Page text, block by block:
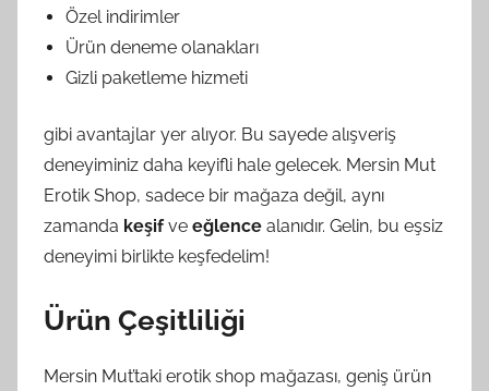
Özel indirimler
Ürün deneme olanakları
Gizli paketleme hizmeti
gibi avantajlar yer alıyor. Bu sayede alışveriş
deneyiminiz daha keyifli hale gelecek. Mersin Mut
Erotik Shop, sadece bir mağaza değil, aynı
zamanda keşifve eğlence alanıdır. Gelin, bu eşsiz
deneyimi birlikte keşfedelim!
Ürün Çeşitliliği
Mersin Mut’taki erotik shop mağazası, geniş ürün